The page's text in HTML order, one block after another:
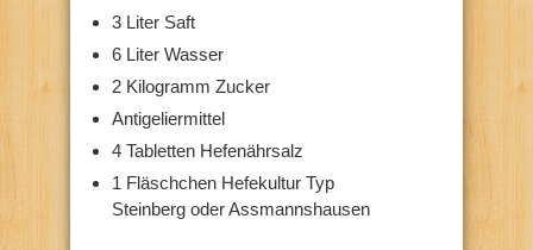
3 Liter Saft
6 Liter Wasser
2 Kilogramm Zucker
Antigeliermittel
4 Tabletten Hefenährsalz
1 Fläschchen Hefekultur Typ
Steinberg oder Assmannshausen